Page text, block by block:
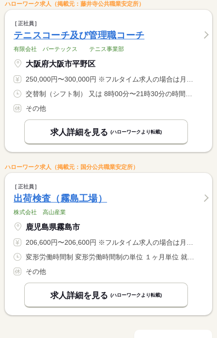
ハローワーク求人（掲載元：藤井寺公共職業安定所）
正社員
テニスコーチ及び管理職コーチ
有限会社 バーテックス テニス事業部
大阪府大阪市平野区
250,000円〜300,000円 ※フルタイム求人の場合は月額（換算額）、パート求人の場合は時間額を表示しています。
交替制（シフト制） 又は 8時00分〜21時30分の時間の間の4時間以上 就業時間に関する特記事項 所定労働時間：１日８時間以内・週４０時間以内
その他
求人詳細を見る (ハローワークより転載)
ハローワーク求人（掲載元：国分公共職業安定所）
正社員
出荷検査（霧島工場）
株式会社 高山産業
鹿児島県霧島市
206,600円〜206,600円 ※フルタイム求人の場合は月額（換算額）、パート求人の場合は時間額を表示しています。
変形労働時間制 変形労働時間制の単位 １ヶ月単位 就業時間１ 8時00分〜17時00分 就業時間２ 20時00分〜5時00分 就業時間に関する特記事項 （１）（２）シフト勤務
その他
求人詳細を見る (ハローワークより転載)